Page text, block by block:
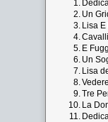
1.
2. Un
3. Lisa
4.
5. E
6. Un
7. Lisa
8.
9.Tre
10. La
11.